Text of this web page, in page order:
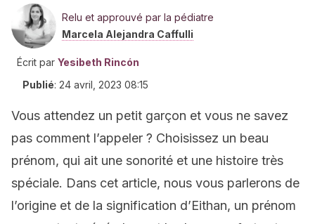
Relu et approuvé par la pédiatre
Marcela Alejandra Caffulli
Écrit par Yesibeth Rincón
Publié: 24 avril, 2023 08:15
Vous attendez un petit garçon et vous ne savez
pas comment l’appeler ? Choisissez un beau
prénom, qui ait une sonorité et une histoire très
spéciale. Dans cet article, nous vous parlerons de
l’origine et de la signification d’Eithan, un prénom